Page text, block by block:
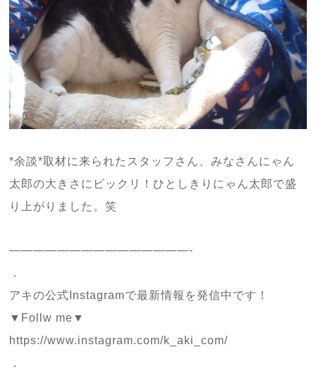
*余談*取材に来られたスタッフさん、みなさんにゃん
太郎の大きさにビックリ！ひとしきりにゃん太郎で盛
り上がりました。笑
———————————————-
．
アキの公式Instagramで最新情報を発信中です！
▼Follw me▼
https://www.instagram.com/k_aki_com/
．